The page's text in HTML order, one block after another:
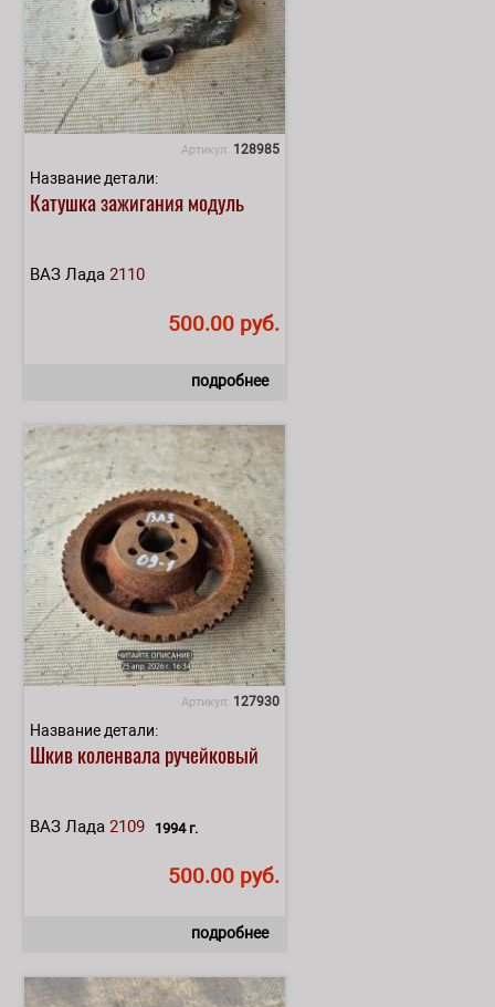
Артикул: 128985
Название детали:
Катушка зажигания модуль
ВАЗ Лада 2110
500.00 руб.
подробнее
Артикул: 127930
Название детали:
Шкив коленвала ручейковый
ВАЗ Лада 2109 1994 г.
500.00 руб.
подробнее